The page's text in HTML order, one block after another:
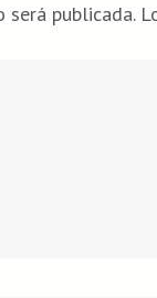
será publicada.